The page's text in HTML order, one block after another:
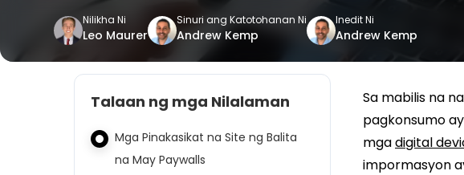
Nilikha Ni
Leo Maurer
Sinuri ang Katotohanan Ni
Andrew Kemp
Inedit Ni
Andrew Kemp
Talaan ng mga Nilalaman
Mga Pinakasikat na Site ng Balita
na May Paywalls
Sa mabilis na
pagkonsumo
mgadigital
impormasyon